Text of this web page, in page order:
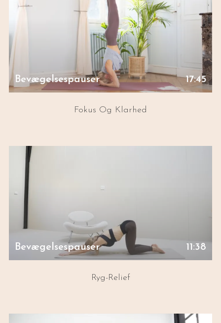
Bevægelsespauser 17:45
Fokus Og Klarhed
Bevægelsespauser 11:38
Ryg-Relief